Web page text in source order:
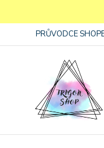
PRŮVODCE